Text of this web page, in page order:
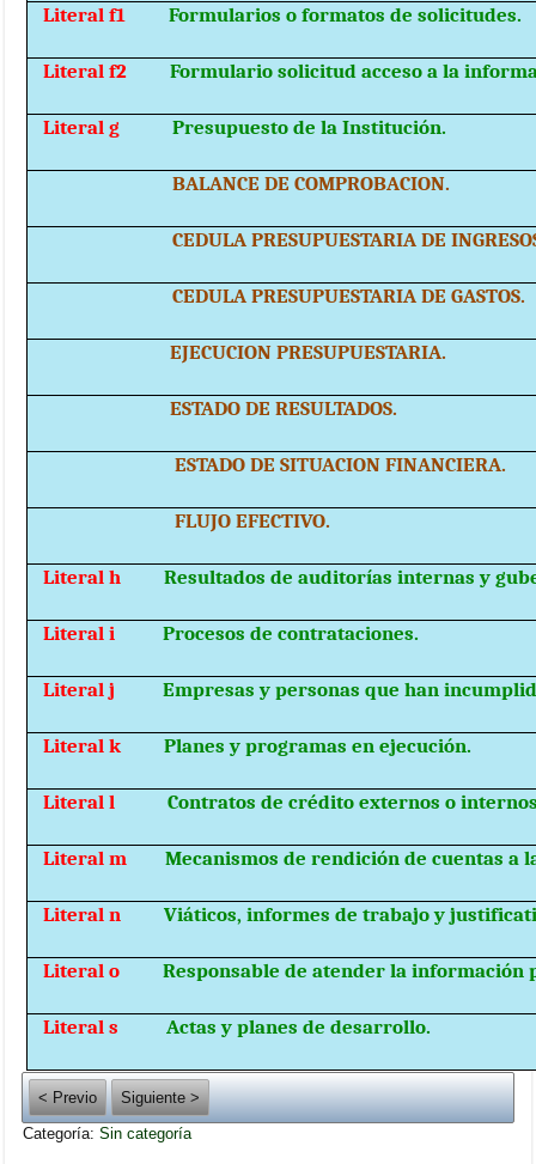
Literal f1 Formularios o formatos de solicitudes.
Literal f2 Formulario solicitud acceso a la
Literal g Presupuesto de la Institución.
BALANCE DE COMPROBACION.
CEDULA PRESUPUESTARIA DE
CEDULA PRESUPUESTARIA DE GASTOS.
EJECUCION PRESUPUESTARIA.
ESTADO DE RESULTADOS.
ESTADO DE SITUACION FINANCIERA.
FLUJO EFECTIVO.
Literal h Resultados de auditorías internas y
Literal i Procesos de contrataciones.
Literal j Empresas y personas que han
Literal k Planes y programas en ejecución.
Literal l Contratos de crédito externos o
Literal m Mecanismos de rendición de cuentas a
Literal n Viáticos, informes de trabajo y
Literal o Responsable de atender la información
Literal s Actas y planes de desarrollo.
< Previo
Siguiente >
Categoría:Sin categoría